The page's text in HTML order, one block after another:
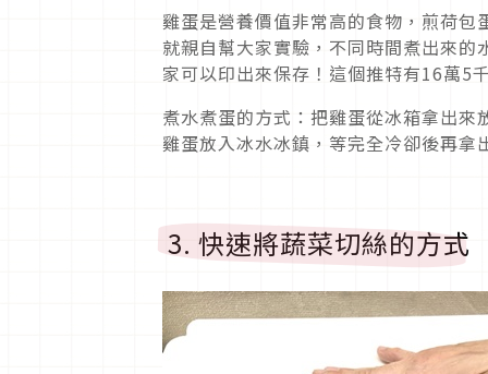
雞蛋是營養價值非常高的食物，煎荷
就親自幫大家實驗，不同時間煮出來
家可以印出來保存！這個推特有16萬5
煮水煮蛋的方式：把雞蛋從冰箱拿出
雞蛋放入冰水冰鎮，等完全冷卻後再
3. 快速將蔬菜切絲的方式